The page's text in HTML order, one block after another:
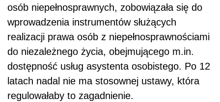
osób niepełnosprawnych, zobowiązała się do
wprowadzenia instrumentów służących
realizacji prawa osób z niepełnosprawnościami
do niezależnego życia, obejmującego m.in.
dostępność usług asystenta osobistego. Po 12
latach nadal nie ma stosownej ustawy, która
regulowałaby to zagadnienie.